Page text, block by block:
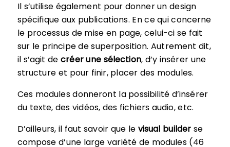
Il s’utilise également pour donner un design
spécifique aux publications. En ce qui concerne
le processus de mise en page, celui-ci se fait
sur le principe de superposition. Autrement dit,
il s’agit de créer une sélection, d’y insérer une
structure et pour finir, placer des modules.
Ces modules donneront la possibilité d’insérer
du texte, des vidéos, des fichiers audio, etc.
D’ailleurs, il faut savoir que le visual builder se
compose d’une large variété de modules (46